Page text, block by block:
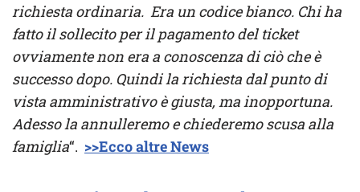
richiesta ordinaria. Era un codice bianco. Chi ha
fatto il sollecito per il pagamento del ticket
ovviamente non era a conoscenza di ciò che è
successo dopo. Quindi la richiesta dal punto di
vista amministrativo è giusta, ma inopportuna.
Adesso la annulleremo e chiederemo scusa alla
famiglia“. >>Ecco altre News